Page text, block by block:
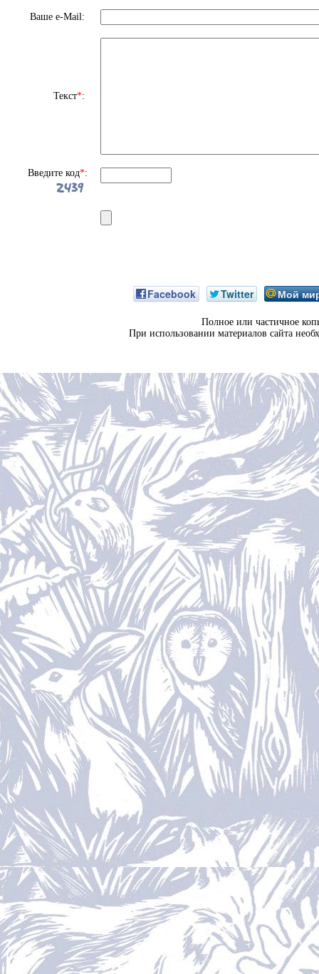
Ваше e-Mail:
Текст*:
Введите код*:
Facebook Twitter Мой
Полное или частичное
При использовании материалов сайта